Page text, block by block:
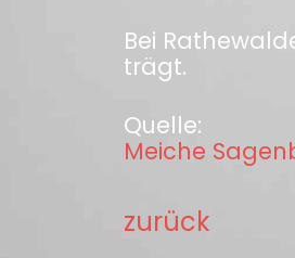
Bei
trägt.
Quelle:
Meiche
zurück